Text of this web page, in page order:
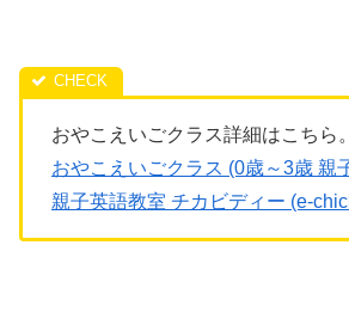
おやこえいごクラス詳細はこちら。
おやこえいごクラス (0歳～3歳 親
親子英語教室 チカビディー (e-